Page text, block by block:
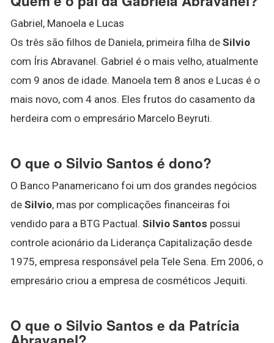
Gabriel, Manoela e Lucas
Os três são filhos de Daniela, primeira filha de Silvio
com Íris Abravanel. Gabriel é o mais velho, atualmente
com 9 anos de idade. Manoela tem 8 anos e Lucas é o
mais novo, com 4 anos. Eles frutos do casamento da
herdeira com o empresário Marcelo Beyruti.
O que o Silvio Santos é dono?
O Banco Panamericano foi um dos grandes negócios
de Silvio, mas por complicações financeiras foi
vendido para a BTG Pactual. Silvio Santos possui
controle acionário da Liderança Capitalização desde
1975, empresa responsável pela Tele Sena. Em 2006, o
empresário criou a empresa de cosméticos Jequiti.
O que o Silvio Santos e da Patrícia